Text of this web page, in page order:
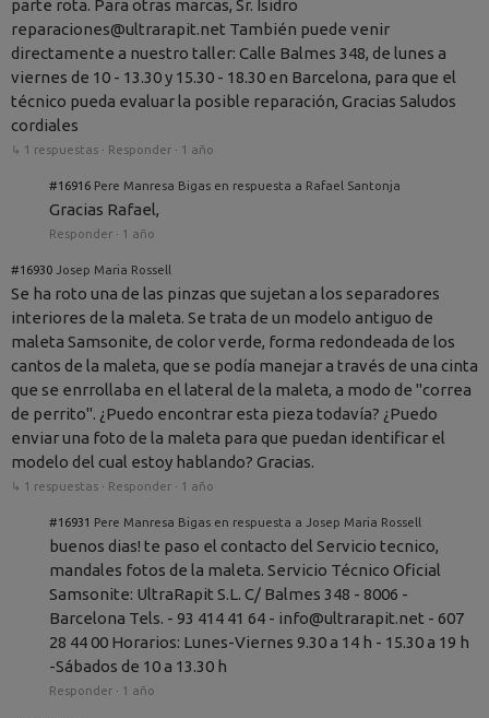
parte rota. Para otras marcas, Sr. Isidro
reparaciones@ultrarapit.net También puede venir
directamente a nuestro taller: Calle Balmes 348, de lunes a
viernes de 10 - 13.30 y 15.30 - 18.30 en Barcelona, para que el
técnico pueda evaluar la posible reparación, Gracias Saludos
cordiales
↳ 1 respuestas · Responder · 1 año
#16916 Pere Manresa Bigas en respuesta a Rafael Santonja
Gracias Rafael,
Responder · 1 año
#16930 Josep Maria Rossell
Se ha roto una de las pinzas que sujetan a los separadores
interiores de la maleta. Se trata de un modelo antiguo de
maleta Samsonite, de color verde, forma redondeada de los
cantos de la maleta, que se podía manejar a través de una cinta
que se enrrollaba en el lateral de la maleta, a modo de "correa
de perrito". ¿Puedo encontrar esta pieza todavía? ¿Puedo
enviar una foto de la maleta para que puedan identificar el
modelo del cual estoy hablando? Gracias.
↳ 1 respuestas · Responder · 1 año
#16931 Pere Manresa Bigas en respuesta a Josep Maria Rossell
buenos dias! te paso el contacto del Servicio tecnico,
mandales fotos de la maleta. Servicio Técnico Oficial
Samsonite: UltraRapit S.L. C/ Balmes 348 - 8006 -
Barcelona Tels. - 93 414 41 64 - info@ultrarapit.net - 607
28 44 00 Horarios: Lunes-Viernes 9.30 a 14 h - 15.30 a 19 h
-Sábados de 10 a 13.30 h
Responder · 1 año